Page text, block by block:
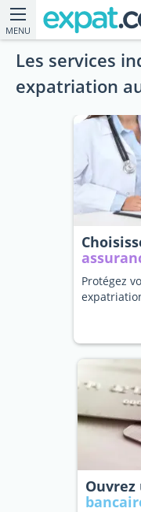
MENU
Les services
expatriation
Protégez
Ouvrez